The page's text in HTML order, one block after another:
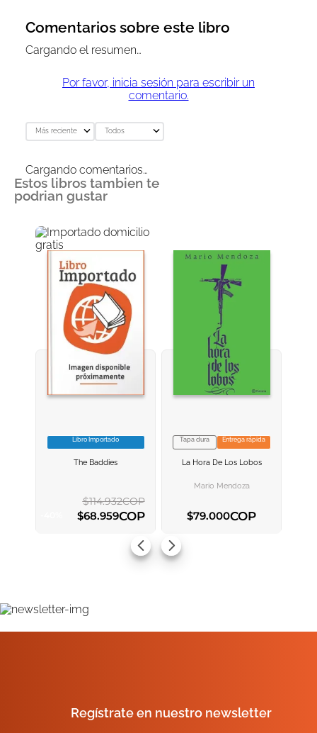
Comentarios sobre este libro
Cargando el resumen…
Por favor, inicia sesión para escribir un
comentario.
Más reciente Todos
Cargando comentarios…
Estos libros tambien te
podrian gustar
VER INFORMACION
Libro Importado
The Baddies
$114.932COP
$68.959COP
VER INFORMACION
Tapa dura Entrega rápida
La Hora De Los Lobos
Mario Mendoza
$79.000COP
Regístrate en nuestro newsletter